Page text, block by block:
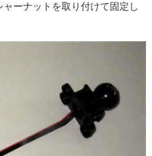
ーナットを取り付けて固定し